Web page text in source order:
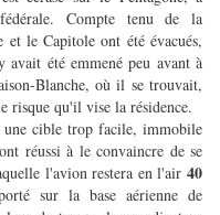
Compte tenu de la
le Capitole ont été évacués,
avait été emmené peu avant à
Blanche, où il se trouvait,
risque qu'il vise la résidence.
une cible trop facile, immobile
réussi à le convaincre de se
l'avion restera en l'air 40
sur la base aérienne de